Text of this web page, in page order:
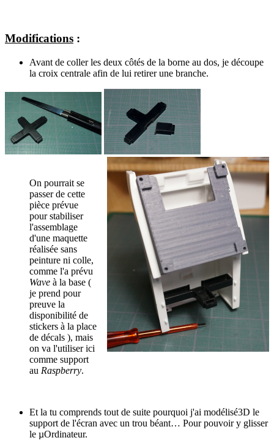
Modifications :
Avant de coller les deux côtés de la borne au dos, je découpe
la croix centrale afin de lui retirer une branche.
On pourrait se
passer de cette
pièce prévue
pour stabiliser
l'assemblage
d'une maquette
réalisée sans
peinture ni colle,
comme l'a prévu
Wave à la base (
je prend pour
preuve la
disponibilité de
stickers à la place
de décals ), mais
on va l'utiliser ici
comme support
au Raspberry.
Et la tu comprends tout de suite pourquoi j'ai modélisé3D le
support de l'écran avec un trou béant… Pour pouvoir y glisser
le µOrdinateur.